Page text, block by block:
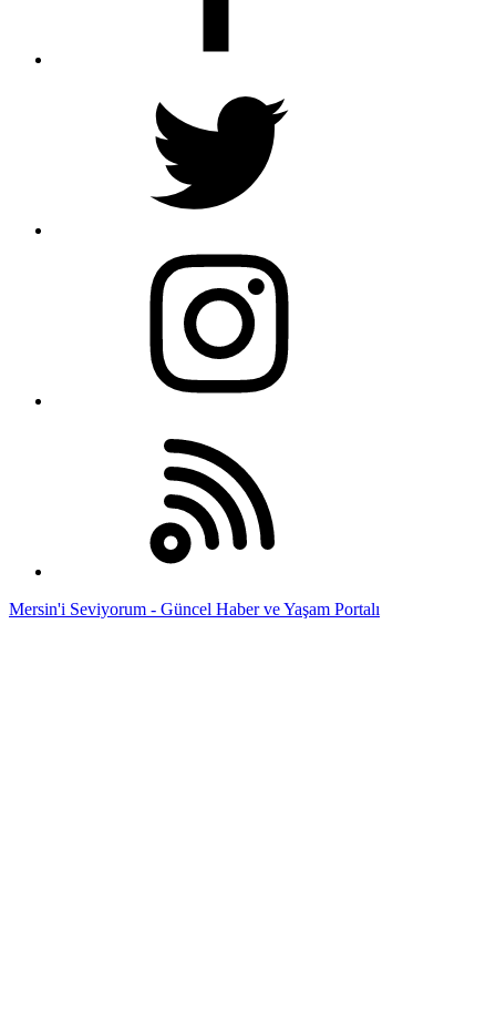
Mersin'i Seviyorum - Güncel Haber ve Yaşam Portalı